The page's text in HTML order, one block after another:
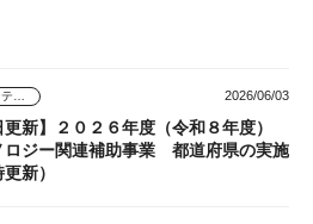
2026/06/03
更新】２０２６年度（令和８年度）
ロジー関連補助事業 都道府県の実施
新）